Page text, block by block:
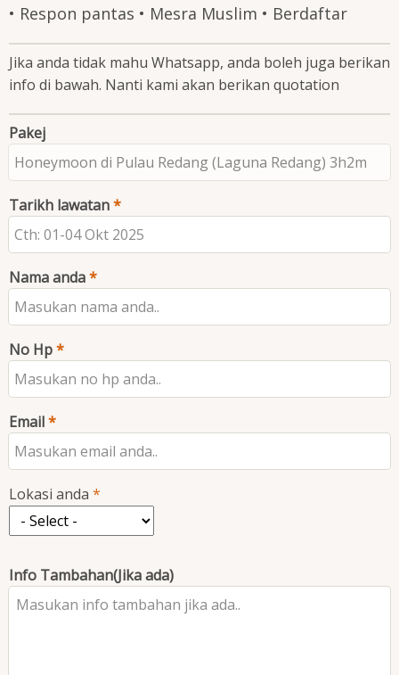
• Respon pantas • Mesra Muslim • Berdaftar
Jika anda tidak mahu Whatsapp, anda boleh juga berikan
info di bawah. Nanti kami akan berikan quotation
Pakej
Tarikh lawatan
Nama anda
No Hp
Email
Lokasi anda
Lokasi
anda
Info Tambahan(Jika ada)